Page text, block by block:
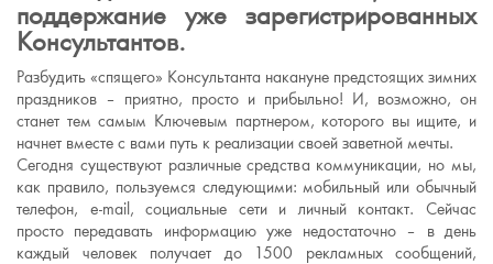
поддержание уже зарегистрированных
Консультантов.
Разбудить «спящего» Консультанта накануне предстоящих зимних
праздников – приятно, просто и прибыльно! И, возможно, он
станет тем самым Ключевым партнером, которого вы ищите, и
начнет вместе с вами путь к реализации своей заветной мечты.
Сегодня существуют различные средства коммуникации, но мы,
как правило, пользуемся следующими: мобильный или обычный
телефон, e-mail, социальные сети и личный контакт. Сейчас
просто передавать информацию уже недостаточно – в день
каждый человек получает до 1500 рекламных сообщений,